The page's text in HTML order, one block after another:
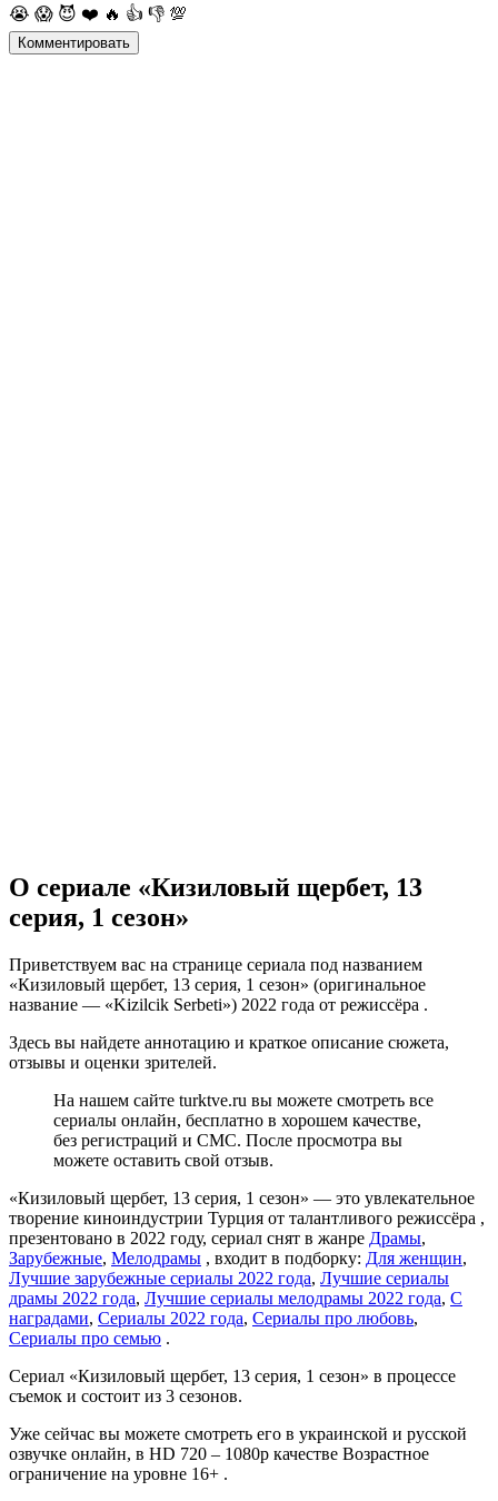
😭 😱 😈 ❤️ 🔥 👍 👎 💯
Комментировать
О сериале «Кизиловый щербет, 13
серия, 1 сезон»
Приветствуем вас на странице сериала под названием
«Кизиловый щербет, 13 серия, 1 сезон» (оригинальное
название — «Kizilcik Serbeti») 2022 года от режиссёра .
Здесь вы найдете аннотацию и краткое описание сюжета,
отзывы и оценки зрителей.
На нашем сайте turktve.ru вы можете смотреть все
сериалы онлайн, бесплатно в хорошем качестве,
без регистраций и СМС. После просмотра вы
можете оставить свой отзыв.
«Кизиловый щербет, 13 серия, 1 сезон» — это увлекательное
творение киноиндустрии Турция от талантливого режиссёра ,
презентовано в 2022 году, сериал снят в жанре Драмы,
Зарубежные, Мелодрамы , входит в подборку: Для женщин,
Лучшие зарубежные сериалы 2022 года, Лучшие сериалы
драмы 2022 года, Лучшие сериалы мелодрамы 2022 года, С
наградами, Сериалы 2022 года, Сериалы про любовь,
Сериалы про семью .
Сериал «Кизиловый щербет, 13 серия, 1 сезон» в процессе
съемок и состоит из 3 сезонов.
Уже сейчас вы можете смотреть его в украинской и русской
озвучке онлайн, в HD 720 – 1080p качестве Возрастное
ограничение на уровне 16+ .